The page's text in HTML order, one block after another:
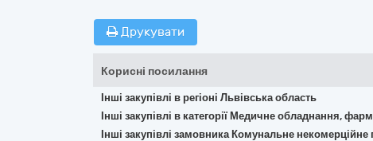
Друкувати
Корисні посилання
Інші закупівлі в регіоні Львівська область
Інші закупівлі в категорії Медичне обладнання,
Інші закупівлі замовника Комунальне